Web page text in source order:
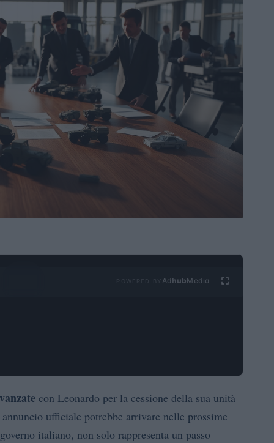
Ad hubMedia
con Leonardo per la cessione della sua unità
ufficiale potrebbe arrivare nelle prossime
italiano, non solo rappresenta un passo